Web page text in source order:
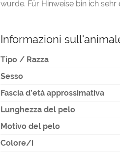
wurde. Für Hinweise bin ich sehr
Informazioni
Tipo / Razza
Sesso
Fascia d’età approssimativa
Lunghezza del pelo
Motivo del pelo
Colore/i